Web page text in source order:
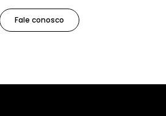
Fale conosco